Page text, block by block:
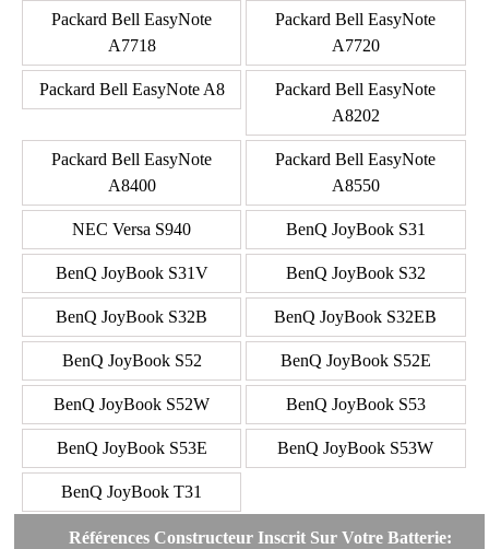
Packard Bell EasyNote
A7718
Packard Bell EasyNote
A7720
Packard Bell EasyNote A8
Packard Bell EasyNote
A8202
Packard Bell EasyNote
A8400
Packard Bell EasyNote
A8550
NEC Versa S940 BenQ JoyBook S31
BenQ JoyBook S31V BenQ JoyBook S32
BenQ JoyBook S32B BenQ JoyBook S32EB
BenQ JoyBook S52 BenQ JoyBook S52E
BenQ JoyBook S52W BenQ JoyBook S53
BenQ JoyBook S53E BenQ JoyBook S53W
BenQ JoyBook T31
Références Constructeur Inscrit Sur Votre Batterie: